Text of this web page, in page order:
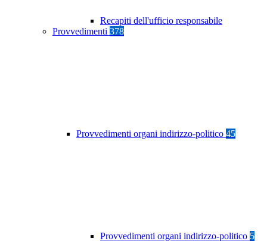
Recapiti dell'ufficio responsabile
Provvedimenti 378
Provvedimenti organi indirizzo-politico 45
Provvedimenti organi indirizzo-politico 5